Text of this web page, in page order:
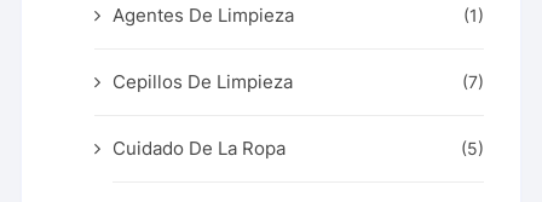
Agentes De Limpieza (1)
Cepillos De Limpieza (7)
Cuidado De La Ropa (5)